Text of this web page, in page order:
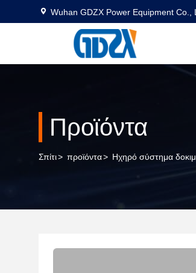
Wuhan GDZX Power Equipment Co.,
Προϊόντα
Σπίτι> προϊόντα> Ηχηρό σύστημα